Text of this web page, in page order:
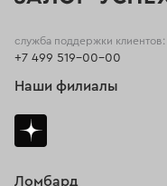
Ломбард
служба поддержки клиентов:
+7 499 519-00-00
Наши филиалы